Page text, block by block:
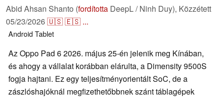
Abid Ahsan Shanto (fordította DeepL / Ninh Duy), Közzétett
05/23/2026🇺🇸🇪🇸 ...
AndroidTablet
Az Oppo Pad 6 2026. május 25-én jelenik meg Kínában,
és ahogy a vállalat korábban elárulta, a Dimensity 9500S
fogja hajtani. Ez egy teljesítményorientált SoC, de a
zászlóshajóknál megfizethetőbbnek szánt táblagépek